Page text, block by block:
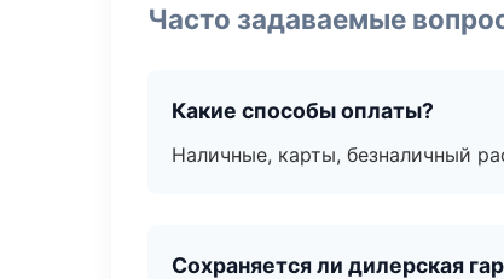
Часто задаваемые
Какие способы оплаты?
Наличные, карты, безналичный
Сохраняется ли дилерская